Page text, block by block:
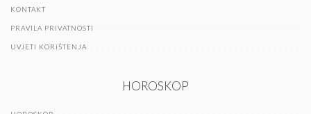
KONTAKT
PRAVILA PRIVATNOSTI
UVJETI KORIŠTENJA
HOROSKOP